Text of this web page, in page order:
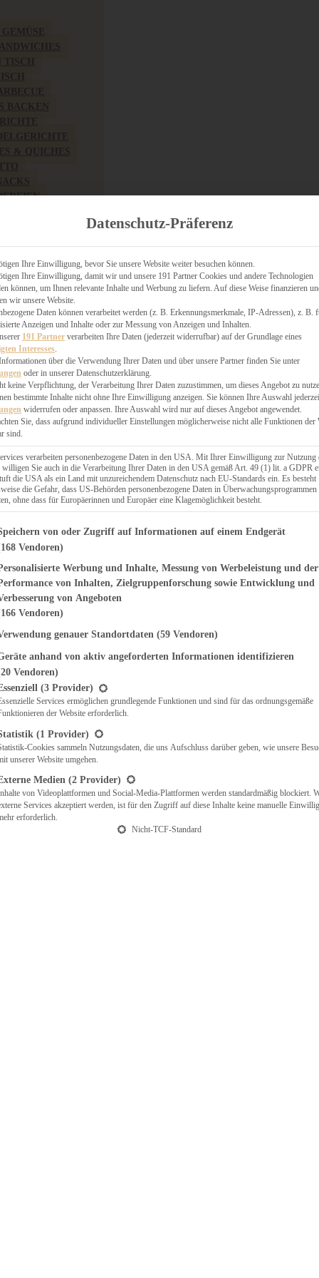
CHUTNEYS
Suche
OMAS REZEPTE
oder
Datenschutz-Präferenz
Ihre Einwilligung, bevor Sie unsere Website weiter besuchen können.
Ihre Einwilligung, damit wir und unsere 191 Partner Cookies und andere Technologien
können, um Ihnen relevante Inhalte und Werbung zu liefern. Auf diese Weise finanzieren
wir unsere Website.
Daten können verarbeitet werden (z. B. Erkennungsmerkmale, IP-Adressen), z. B.
Anzeigen und Inhalte oder zur Messung von Anzeigen und Inhalten.
191 Partner verarbeiten Ihre Daten (jederzeit widerrufbar) auf der Grundlage eines
Interesses
über die Verwendung Ihrer Daten und über unsere Partner finden Sie unter
oder in unserer Datenschutzerklärung.
keine Verpflichtung, der Verarbeitung Ihrer Daten zuzustimmen, um dieses Angebot zu
bestimmte Inhalte nicht ohne Ihre Einwilligung anzeigen. Sie können Ihre Auswahl
widerrufen oder anpassen. Ihre Auswahl wird nur auf dieses Angebot angewendet.
Sie, dass aufgrund individueller Einstellungen möglicherweise nicht alle Funktionen der
sind.
verarbeiten personenbezogene Daten in den USA. Mit Ihrer Einwilligung zur Nutzung
willigen Sie auch in die Verarbeitung Ihrer Daten in den USA gemäß Art. 49 (1) lit. a GDPR
die USA als ein Land mit unzureichendem Datenschutz nach EU-Standards ein. Es besteht
die Gefahr, dass US-Behörden personenbezogene Daten in Überwachungsprogrammen
ohne dass für Europäerinnen und Europäer eine Klagemöglichkeit besteht.
finden Sie eine Liste der Zwecke des IAB Transparency and
von oder Zugriff auf Informationen auf einem Endgerät
Vendoren)
Werbung und Inhalte, Messung von Werbeleistung und der
von Inhalten, Zielgruppenforschung sowie Entwicklung und
von Angeboten
Vendoren)
genauer Standortdaten (59 Vendoren)
anhand von aktiv angeforderten Informationen identifizieren
Vendoren)
eine Liste der Service-Gruppen, für die eine Einwilligung erteilt werden
(3 Provider)
Services ermöglichen grundlegende Funktionen und sind für das ordnungsgemäße
der Website erforderlich.
(1 Provider)
Cookies sammeln Nutzungsdaten, die uns Aufschluss darüber geben, wie unsere
unserer Website umgehen.
Medien (2 Provider)
von Videoplattformen und Social-Media-Plattformen werden standardmäßig blockiert.
Services akzeptiert werden, ist für den Zugriff auf diese Inhalte keine manuelle
erforderlich.
Nicht-TCF-Standard